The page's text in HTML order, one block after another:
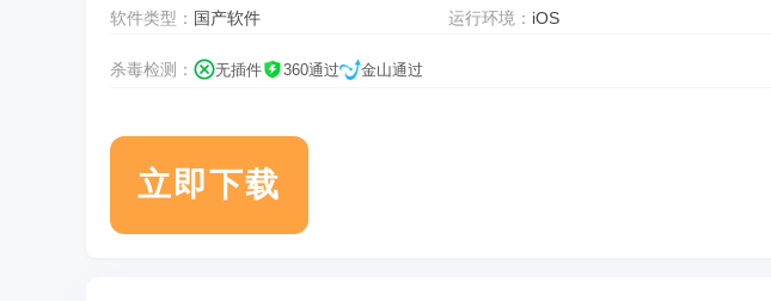
软件类型： 国产软件 运行环境： iOS
杀毒检测： 无插件 360通过 金山通过
立即下载